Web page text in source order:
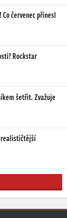
červenec přinesl
Rockstar
šetřit. Zvažuje
realističtější